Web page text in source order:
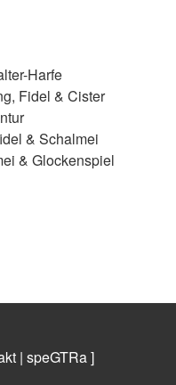
Harfe
Fidel & Cister
& Schalmei
& Glockenspiel
| speGTRa]